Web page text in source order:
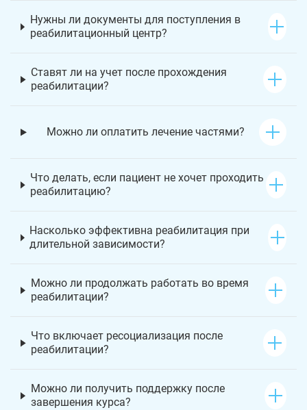
Нужны ли документы для поступления в
реабилитационный центр?
Ставят ли на учет после прохождения
реабилитации?
Можно ли оплатить лечение частями?
Что делать, если пациент не хочет проходить
реабилитацию?
Насколько эффективна реабилитация при
длительной зависимости?
Можно ли продолжать работать во время
реабилитации?
Что включает ресоциализация после
реабилитации?
Можно ли получить поддержку после
завершения курса?